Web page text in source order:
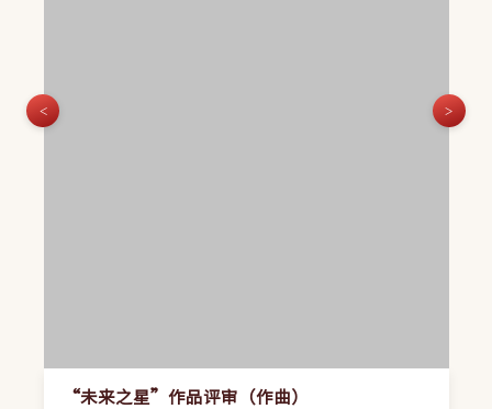
<
“未来之星”作品评审（作曲）
>